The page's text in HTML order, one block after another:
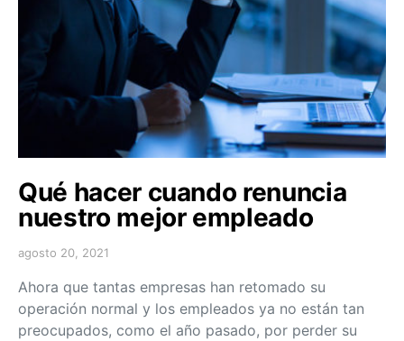
Qué hacer cuando renuncia
nuestro mejor empleado
agosto 20, 2021
Ahora que tantas empresas han retomado su
operación normal y los empleados ya no están tan
preocupados, como el año pasado, por perder su